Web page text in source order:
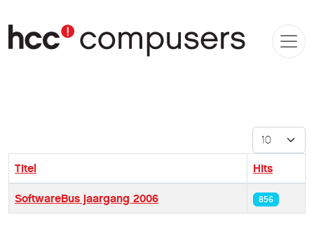
Toon #
Artikelen
Titel Hits
SoftwareBus jaargang 2006 856